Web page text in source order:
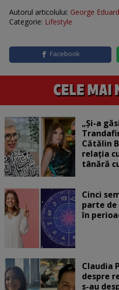
Autorul articolului: George
Categorie: Lifestyle
Facebook
„Și-a
Cătălin
relația
tânără
Cinci
parte de
în
Claudia
despre
s-au